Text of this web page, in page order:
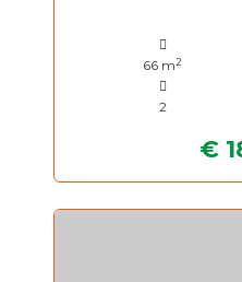
66 m2
2
€